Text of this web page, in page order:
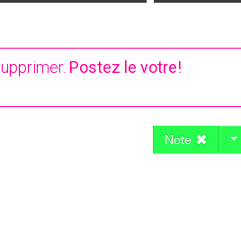
Postez le votre!
Note